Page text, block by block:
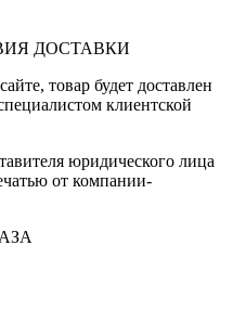
ДОСТАВКИ
товар будет доставлен
клиентской
юридического лица
от компании-